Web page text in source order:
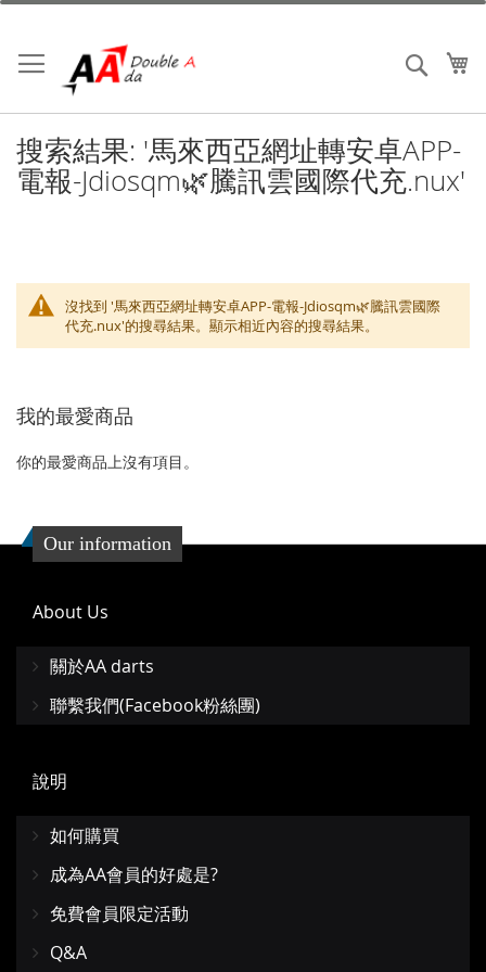
跳
內
容
搜索
搜索結果: '馬來西亞網址轉安卓APP-
電報-Jdiosqm🌿騰訊雲國際代充.nux'
沒找到 '馬來西亞網址轉安卓APP-電報-Jdiosqm🌿騰訊雲國際
代充.nux'的搜尋結果。顯示相近內容的搜尋結果。
我的最愛商品
你的最愛商品上沒有項目。
Our information
About Us
關於AA darts
聯繫我們(Facebook粉絲團)
說明
如何購買
成為AA會員的好處是?
免費會員限定活動
Q&A